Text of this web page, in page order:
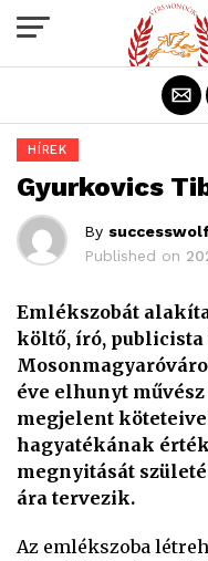
HÍREK
Gyurkovics
By
Published on
Emlékszobát
költő, író,
éve elhunyt
megjelent
hagyatékának
megnyitását
ára tervezik.
Az emlékszoba